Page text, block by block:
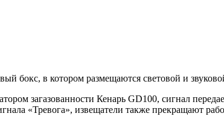
бокс, в котором размещаются световой и
загазованности Кенарь GD100, сигнал
«Тревога», извещатели также прекращают